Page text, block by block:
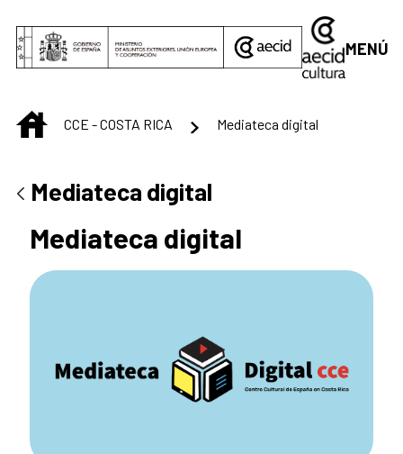
MENÚ
INICIO
CCE - COSTA RICA Mediateca digital
Mediateca digital
Mediateca digital